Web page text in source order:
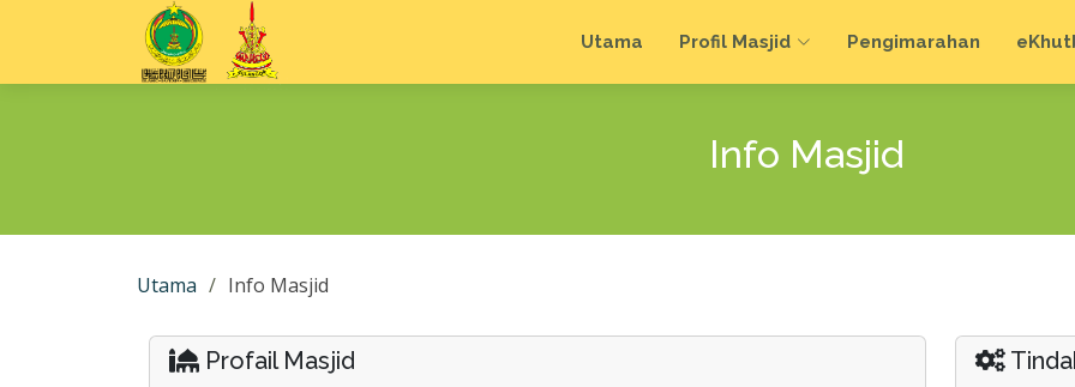
Utama Profil Masjid Pengimarahan e
Info Masjid
Utama Info Masjid
Profail Masjid